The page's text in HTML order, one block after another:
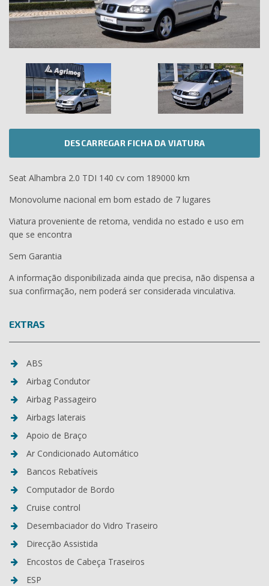
DESCARREGAR FICHA DA VIATURA
Seat Alhambra 2.0 TDI 140 cv com 189000 km
Monovolume nacional em bom estado de 7 lugares
Viatura proveniente de retoma, vendida no estado e uso em
que se encontra
Sem Garantia
A informação disponibilizada ainda que precisa, não dispensa a
sua confirmação, nem poderá ser considerada vinculativa.
EXTRAS
ABS
Airbag Condutor
Airbag Passageiro
Airbags laterais
Apoio de Braço
Ar Condicionado Automático
Bancos Rebatíveis
Computador de Bordo
Cruise control
Desembaciador do Vidro Traseiro
Direcção Assistida
Encostos de Cabeça Traseiros
ESP